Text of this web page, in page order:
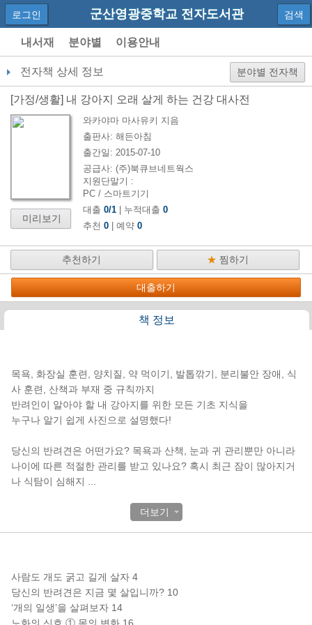
군산영광중학교 전자도서관
로그인 검색
내서재 분야별 이용안내
전자책 상세 정보 분야별 전자책
[가정/생활] 내 강아지 오래 살게 하는 건강 대사전
미리보기
와카야마 마사유키 지음
출판사: 해든아침
출간일: 2015-07-10
공급사: (주)북큐브네트웍스
지원단말기 :
PC / 스마트기기
대출 0/1 | 누적대출 0
추천 0 | 예약 0
추천하기 ★ 찜하기
대출하기
책 정보
목욕, 화장실 훈련, 양치질, 약 먹이기, 발톱깎기, 분리불안 장애, 식
사 훈련, 산책과 부재 중 규칙까지
반려인이 알아야 할 내 강아지를 위한 모든 기초 지식을
누구나 알기 쉽게 사진으로 설명했다!
당신의 반려견은 어떤가요? 목욕과 산책, 눈과 귀 관리뿐만 아니라
나이에 따른 적절한 관리를 받고 있나요? 혹시 최근 잠이 많아지거
나 식탐이 심해지
더보기
사람도 개도 굵고 길게 살자 4
당신의 반려견은 지금 몇 살입니까? 10
‘개의 일생’을 살펴보자 14